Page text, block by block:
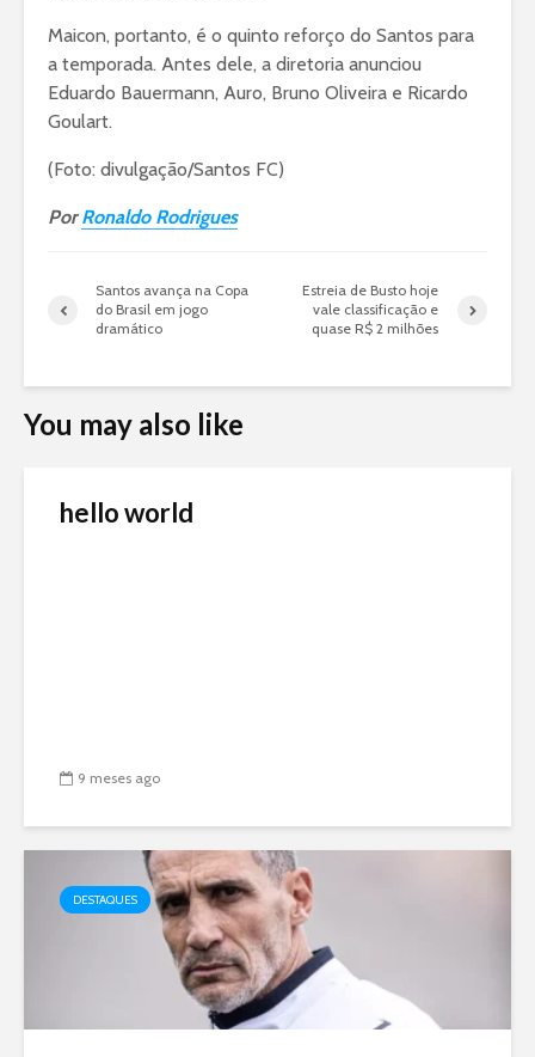
Maicon, portanto, é o quinto reforço do Santos para
a temporada. Antes dele, a diretoria anunciou
Eduardo Bauermann, Auro, Bruno Oliveira e Ricardo
Goulart.
(Foto: divulgação/Santos FC)
PorRonaldo Rodrigues
Santos avança na Copa
do Brasil em jogo
dramático
Estreia de Busto hoje
vale classificação e
quase R$ 2 milhões
You may also like
hello world
9 meses ago
DESTAQUES